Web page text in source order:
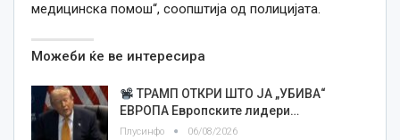
медицинска помош“, соопштија од полицијата.
Можеби ќе ве интересира
ТРАМП ОТКРИ ШТО ЈА „УБИВА“
ЕВРОПА Европските лидери…
Плусинфо 06/08/2026